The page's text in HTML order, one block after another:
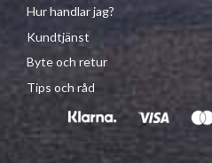
Hur handlar jag?
Kundtjänst
Byte och retur
Tips och råd